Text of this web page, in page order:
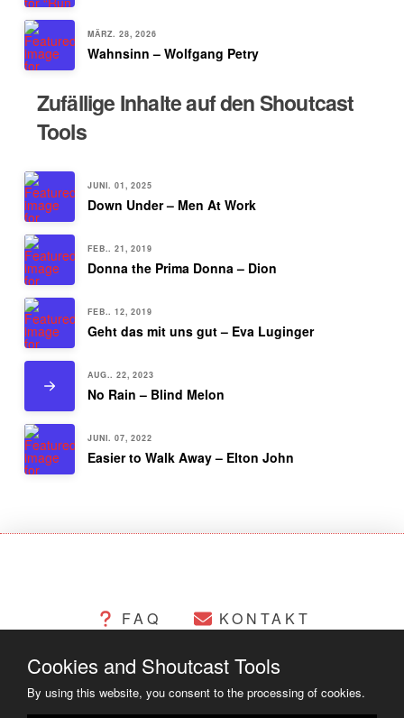
MÄRZ. 28, 2026
Wahnsinn – Wolfgang Petry
Zufällige Inhalte auf den Shoutcast
Tools
JUNI. 01, 2025
Down Under – Men At Work
FEB.. 21, 2019
Donna the Prima Donna – Dion
FEB.. 12, 2019
Geht das mit uns gut – Eva Luginger
AUG.. 22, 2023
No Rain – Blind Melon
JUNI. 07, 2022
Easier to Walk Away – Elton John
FAQ KONTAKT
CHANGELOG COOKIES
Cookies and Shoutcast Tools
By using this website, you consent to the processing of cookies.